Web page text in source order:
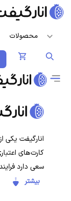
محصولات
انارگیفت یکی
کارت‌های
سعی دارد
کاربران
بیشتر